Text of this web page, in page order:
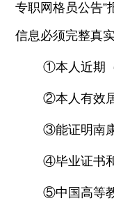
专职网格员公告”
信息必须完整真
①本人近期
②本人有效
③能证明南
④毕业证书
⑤中国高等